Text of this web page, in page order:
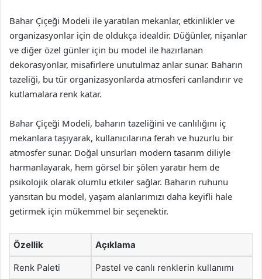
Bahar Çiçeği Modeli ile yaratılan mekanlar, etkinlikler ve
organizasyonlar için de oldukça idealdir. Düğünler, nişanlar
ve diğer özel günler için bu model ile hazırlanan
dekorasyonlar, misafirlere unutulmaz anlar sunar. Baharın
tazeliği, bu tür organizasyonlarda atmosferi canlandırır ve
kutlamalara renk katar.
Bahar Çiçeği Modeli, baharın tazeliğini ve canlılığını iç
mekanlara taşıyarak, kullanıcılarına ferah ve huzurlu bir
atmosfer sunar. Doğal unsurları modern tasarım diliyle
harmanlayarak, hem görsel bir şölen yaratır hem de
psikolojik olarak olumlu etkiler sağlar. Baharın ruhunu
yansıtan bu model, yaşam alanlarımızı daha keyifli hale
getirmek için mükemmel bir seçenektir.
Özellik Açıklama
Renk Paleti Pastel ve canlı renklerin kullanımı